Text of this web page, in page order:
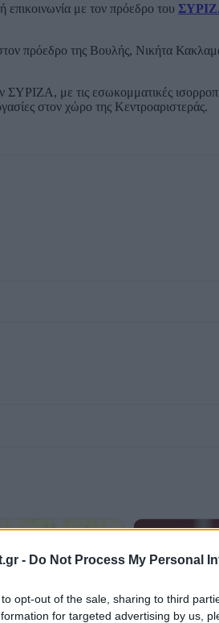
- Do Not Process My Personal
opt-out of the sale, sharing to third
for targeted advertising by us,
με τον πρόεδρο του
πρόεδρο της Βουλής, Νικήτα
με τις εσωκομματικές
στον χώρο της Κεντροαριστεράς.